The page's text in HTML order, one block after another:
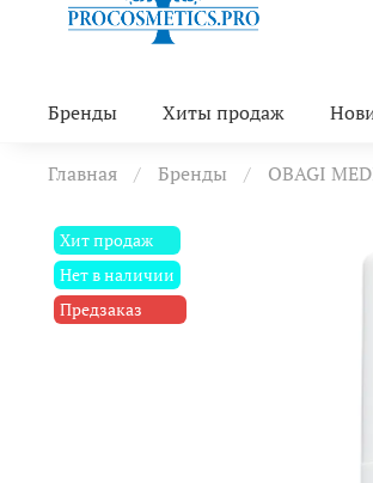
Бренды Хиты продаж
Главная Бренды OBAGI
Хит продаж
Нет в наличии
Предзаказ